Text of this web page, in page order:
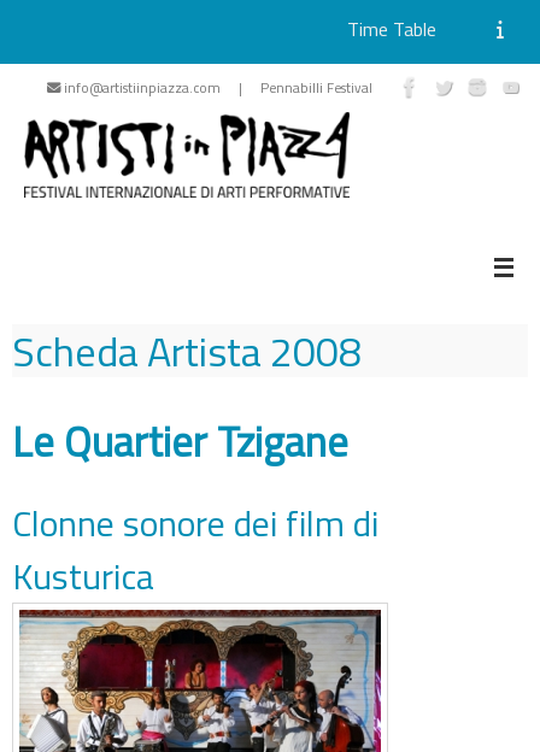
Skip
content
Time Table
info@artistiinpiazza.com | Pennabilli Festival
Scheda Artista2008
Le Quartier Tzigane
Clonne sonore dei film di
Kusturica